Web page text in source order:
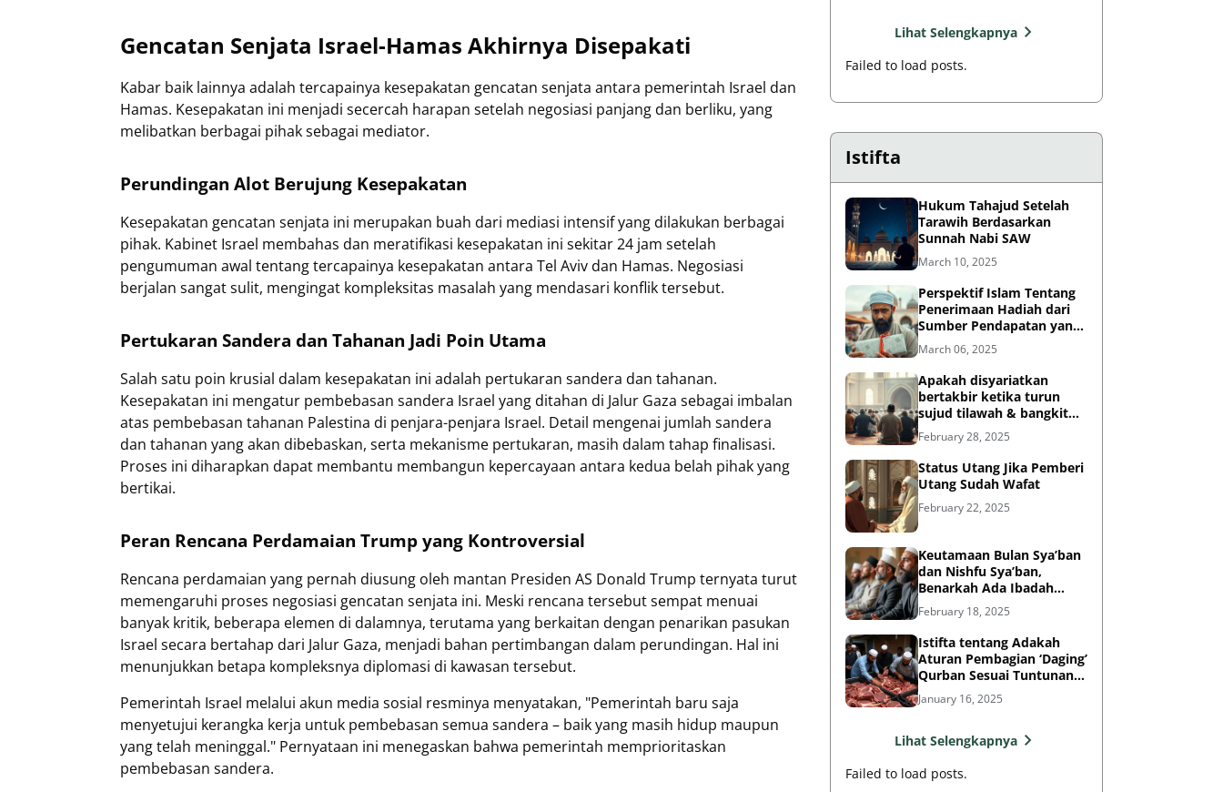
Gencatan Senjata Israel-Hamas Akhirnya Disepakati
Kabar baik lainnya adalah tercapainya kesepakatan gencatan senjata antara pemerintah Israel dan
Hamas. Kesepakatan ini menjadi secercah harapan setelah negosiasi panjang dan berliku, yang
melibatkan berbagai pihak sebagai mediator.
Perundingan Alot Berujung Kesepakatan
Kesepakatan gencatan senjata ini merupakan buah dari mediasi intensif yang dilakukan berbagai
pihak. Kabinet Israel membahas dan meratifikasi kesepakatan ini sekitar 24 jam setelah
pengumuman awal tentang tercapainya kesepakatan antara Tel Aviv dan Hamas. Negosiasi
berjalan sangat sulit, mengingat kompleksitas masalah yang mendasari konflik tersebut.
Pertukaran Sandera dan Tahanan Jadi Poin Utama
Salah satu poin krusial dalam kesepakatan ini adalah pertukaran sandera dan tahanan.
Kesepakatan ini mengatur pembebasan sandera Israel yang ditahan di Jalur Gaza sebagai imbalan
atas pembebasan tahanan Palestina di penjara-penjara Israel. Detail mengenai jumlah sandera
dan tahanan yang akan dibebaskan, serta mekanisme pertukaran, masih dalam tahap finalisasi.
Proses ini diharapkan dapat membantu membangun kepercayaan antara kedua belah pihak yang
bertikai.
Peran Rencana Perdamaian Trump yang Kontroversial
Rencana perdamaian yang pernah diusung oleh mantan Presiden AS Donald Trump ternyata turut
memengaruhi proses negosiasi gencatan senjata ini. Meski rencana tersebut sempat menuai
banyak kritik, beberapa elemen di dalamnya, terutama yang berkaitan dengan penarikan pasukan
Israel secara bertahap dari Jalur Gaza, menjadi bahan pertimbangan dalam perundingan. Hal ini
menunjukkan betapa kompleksnya diplomasi di kawasan tersebut.
Pemerintah Israel melalui akun media sosial resminya menyatakan, "Pemerintah baru saja
menyetujui kerangka kerja untuk pembebasan semua sandera – baik yang masih hidup maupun
yang telah meninggal." Pernyataan ini menegaskan bahwa pemerintah memprioritaskan
pembebasan sandera.
Lihat Selengkapnya
Failed to load posts.
Istifta
Hukum Tahajud Setelah
Tarawih Berdasarkan
Sunnah Nabi SAW
March 10, 2025
Perspektif Islam Tentang
Penerimaan Hadiah dari
Sumber Pendapatan yang
Tidak Halal
March 06, 2025
Apakah disyariatkan
bertakbir ketika turun
sujud tilawah & bangkit
dari sujud tilawah yang
dilakukan dalam shalat?
February 28, 2025
Status Utang Jika Pemberi
Utang Sudah Wafat
February 22, 2025
Keutamaan Bulan Sya’ban
dan Nishfu Sya’ban,
Benarkah Ada Ibadah
Khusus?
February 18, 2025
Istifta tentang Adakah
Aturan Pembagian ‘Daging’
Qurban Sesuai Tuntunan
Rasulullah?
January 16, 2025
Lihat Selengkapnya
Failed to load posts.